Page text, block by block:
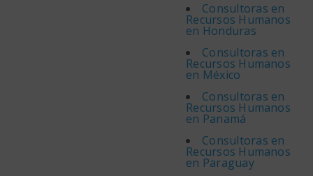
Consultoras en
Recursos Humanos
en Honduras
Consultoras en
Recursos Humanos
en México
Consultoras en
Recursos Humanos
en Panamá
Consultoras en
Recursos Humanos
en Paraguay